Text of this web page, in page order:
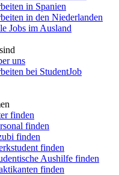
in Spanien
in den Niederlanden
Jobs im Ausland
uns
bei StudentJob
finden
finden
finden
finden
Aushilfe finden
finden